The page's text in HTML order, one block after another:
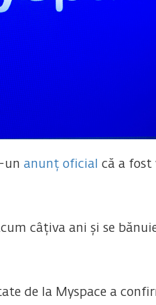
un anunț oficial că a fost
câțiva ani și se
de la Myspace a